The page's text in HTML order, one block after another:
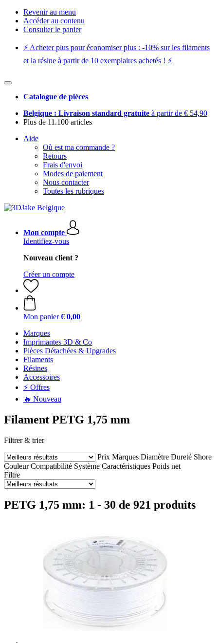
Revenir au menu
Accéder au contenu
Consulter le panier
⚡️ Acheter plus pour économiser plus : -10% sur les filaments
et la résine à partir de 10 exemplaires achetés ! ⚡️
Catalogue de pièces
Belgique : Livraison standard gratuite à partir de € 54,90
Plus de 11.100 articles
Aide
Où est ma commande ?
Retours
Frais d'envoi
Modes de paiement
Nous contacter
Toutes les rubriques
Mon compte
Identifiez-vous
Nouveau client ?
Créer un compte
Mon panier € 0,00
Marques
Imprimantes 3D & Co
Pièces Détachées & Upgrades
Filaments
Résines
Accessoires
⚡ Offres
🔥 Nouveau
Filament PETG 1,75 mm
Filtrer & trier
Prix Marques Diamètre Dureté Shore
CouleurCompatibilité Système Caractéristiques Poids net
Filtre
PETG 1,75 mm: 1 - 30 de 921 produits